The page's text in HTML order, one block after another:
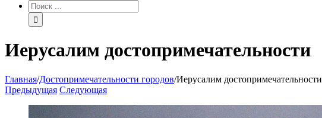
Иерусалим достопримечательности
Главная/Достопримечательности городов/Иерусалим достопримечательности
Предыдущая Следующая